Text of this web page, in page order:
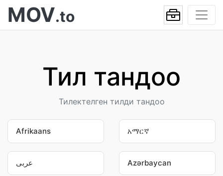
MOV.to
Тил тандоо
Тилектелген тилди тандоо
Afrikaans አማርኛ
عربى Azərbaycan